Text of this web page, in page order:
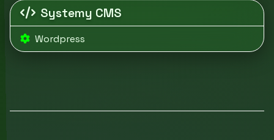
Systemy CMS
Wordpress